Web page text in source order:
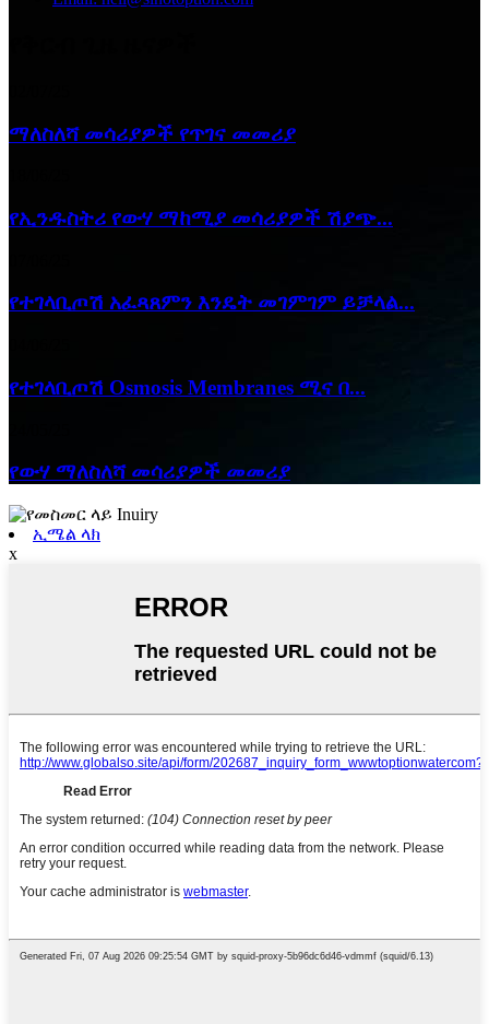
ማለስለሻ መሳሪያዎች የጥገና መመሪያ
የኢንዱስትሪ የውሃ ማከሚያ መሳሪያዎች ሽያጭ...
የተገላቢጦሽ አፈጻጸምን እንዴት መገምገም ይቻላል...
የተገላቢጦሽ Osmosis Membranes ሚና በ...
የውሃ ማለስለሻ መሳሪያዎች መመሪያ
ኢሜል ላክ
x